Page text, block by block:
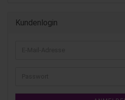
Kundenlogin